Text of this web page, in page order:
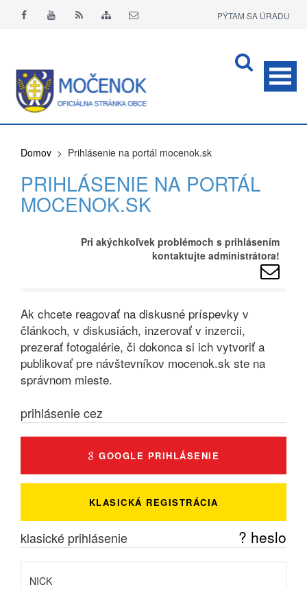
PÝTAM SA ÚRADU
Domov > Prihlásenie na portál mocenok.sk
PRIHLÁSENIE NA PORTÁL
MOCENOK.SK
Pri akýchkoľvek problémoch s prihlásením
kontaktujte administrátora!
Ak chcete reagovať na diskusné príspevky v
článkoch, v diskusiách, inzerovať v inzercii,
prezerať fotogalérie, či dokonca si ich vytvoriť a
publikovať pre návštevníkov mocenok.sk ste na
správnom mieste.
prihlásenie cez
GOOGLE PRIHLÁSENIE
KLASICKÁ REGISTRÁCIA
klasické prihlásenie ? heslo